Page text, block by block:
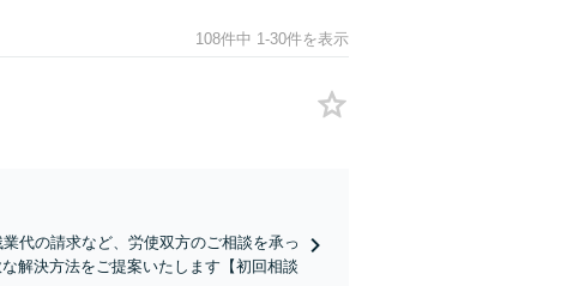
108件中 1-30件を表示
代の請求など、労使双方のご相談を承っ
解決方法をご提案いたします【初回相談